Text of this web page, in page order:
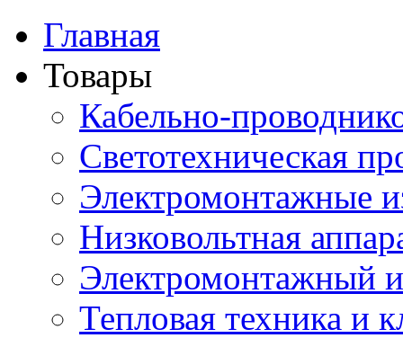
Главная
Товары
Кабельно-
Светотехническая
Электромонтажные
Низковольтная
Электромонтажный
Тепловая техника и